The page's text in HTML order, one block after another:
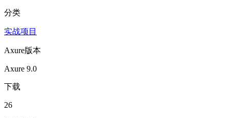
分类
实战项目
Axure版本
Axure 9.0
下载
26